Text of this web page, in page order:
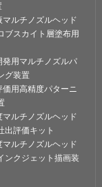
マルチノズルヘッド
ブスカイト層塗布用
発用マルチノズルパ
グ装置
価用高精度パターニ
マルチノズルヘッド
評価キット
マルチノズルヘッド
クジェット描画装